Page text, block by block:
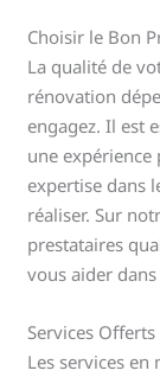
Choisir le Bon
La qualité de
rénovation
engagez. Il est
une expérience
expertise dans
réaliser. Sur
prestataires
vous aider
Services
Les services